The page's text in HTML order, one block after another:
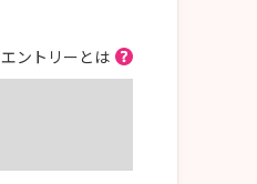
エントリーとは